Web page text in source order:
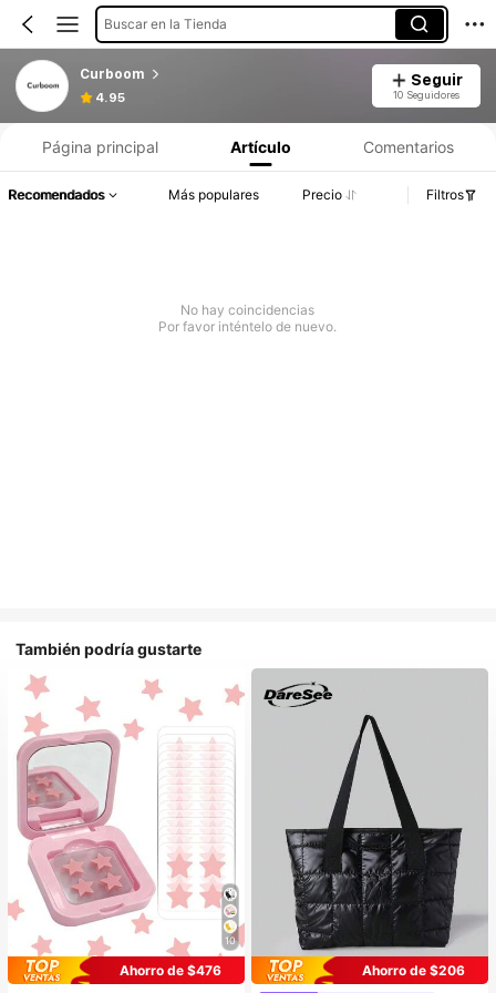
Buscar en la Tienda
Curboom
4.95
Seguir
10 Seguidores
Página principal Artículo Comentarios
Recomendados Más populares Precio Filtros
No hay coincidencias
Por favor inténtelo de nuevo.
También podría gustarte
10
Ahorro de $476
Ahorro de $206
#1 Más vendidos
en Multicompartimento Bolsos De Mano Para Mujer